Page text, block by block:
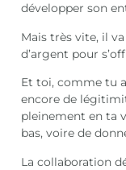
développer son
Mais très vite, il
d’argent pour
Et toi, comme tu
encore de
pleinement en ta
bas, voire de
La collaboration